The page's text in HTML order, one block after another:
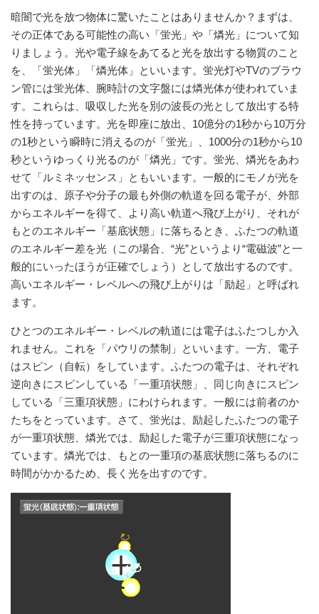
暗闇で光を放つ物体に驚いたことはありませんか？まずは、
その正体である可能性の高い「蛍光」や「燐光」について知
りましょう。光や電子線をあてると光を放出する物質のこと
を、「蛍光体」「燐光体」といいます。蛍光灯やTVのブラウ
ン管には蛍光体、腕時計の文字盤には燐光体が使われていま
す。これらは、吸収した光を別の波長の光として放出する特
性を持っています。光を即座に放出、10億分の1秒から10万分
の1秒という瞬時に消えるのが「蛍光」、1000分の1秒から10
秒というゆっくり光るのが「燐光」です。蛍光、燐光をあわ
せて「ルミネッセンス」ともいいます。一般的にモノが光を
出すのは、原子や分子の最も外側の軌道を回る電子が、外部
からエネルギーを得て、より高い軌道へ飛び上がり、それが
もとのエネルギー「基底状態」に落ちるとき、ふたつの軌道
のエネルギー差を光（この場合、“光”というより“電磁波”と一
般的にいったほうが正確でしょう）として放出するのです。
高いエネルギー・レベルへの飛び上がりは「励起」と呼ばれ
ます。
ひとつのエネルギー・レベルの軌道には電子はふたつしか入
れません。これを「パウリの禁制」といいます。一方、電子
はスピン（自転）をしています。ふたつの電子は、それぞれ
逆向きにスピンしている「一重項状態」、同じ向きにスピン
している「三重項状態」にわけられます。一般には前者のか
たちをとっています。さて、蛍光は、励起したふたつの電子
が一重項状態、燐光では、励起した電子が三重項状態になっ
ています。燐光では、もとの一重項の基底状態に落ちるのに
時間がかかるため、長く光を出すのです。